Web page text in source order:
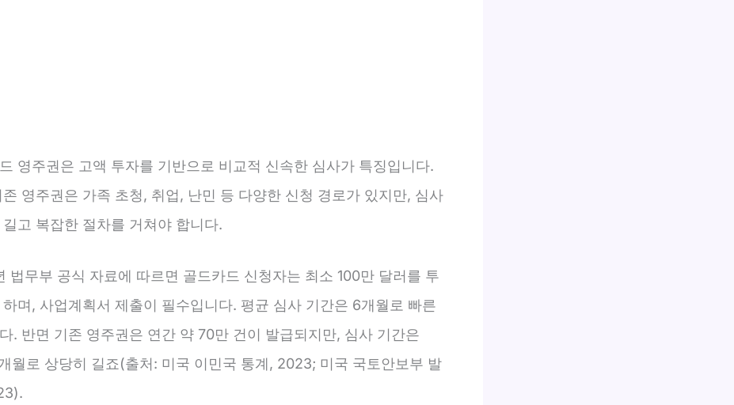
영주권은 고액 투자를 기반으로 비교적 신속한 심사가 특징입니다.
존 영주권은 가족 초청, 취업, 난민 등 다양한 신청 경로가 있지만, 심사
고 복잡한 절차를 거쳐야 합니다.
법무부 공식 자료에 따르면 골드카드 신청자는 최소 100만 달러를 투
하며, 사업계획서 제출이 필수입니다. 평균 심사 기간은 6개월로 빠른
. 반면 기존 영주권은 연간 약 70만 건이 발급되지만, 심사 기간은
월로 상당히 길죠(출처: 미국 이민국 통계, 2023; 미국 국토안보부 발